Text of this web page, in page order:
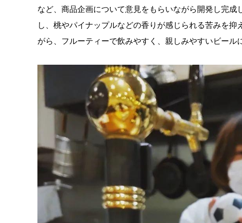
など、商品企画について意見をもらいながら開発し完
し、桃やパイナップルなどの香りが感じられる苦みを
がら、フルーティーで飲みやすく、親しみやすいビール